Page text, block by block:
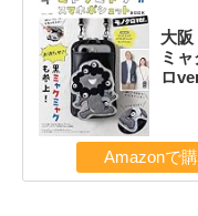
大阪
ミ
ロ
Amazonで